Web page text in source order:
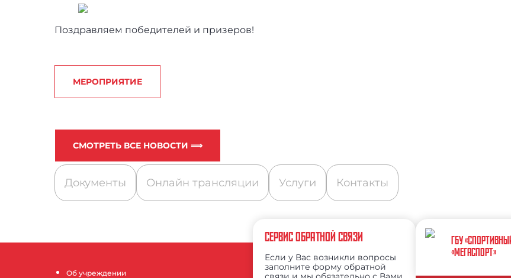
Поздравляем победителей и призеров!
МЕРОПРИЯТИЕ
СМОТРЕТЬ ВСЕ НОВОСТИ ⟹
Документы Онлайн трансляции Услуги Контакты
Об учреждении
СЕРВИС ОБРАТНОЙ СВЯЗИ
Если у Вас возникли вопросы
заполните форму обратной
ГБУ
«МЕГАСПОРТ»